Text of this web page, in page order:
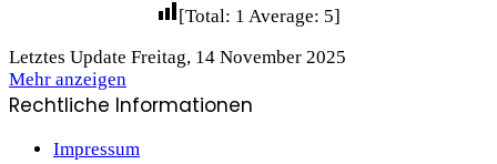
[Total: 1 Average: 5]
Letztes Update Freitag, 14 November 2025
Mehr anzeigen
Rechtliche Informationen
Impressum